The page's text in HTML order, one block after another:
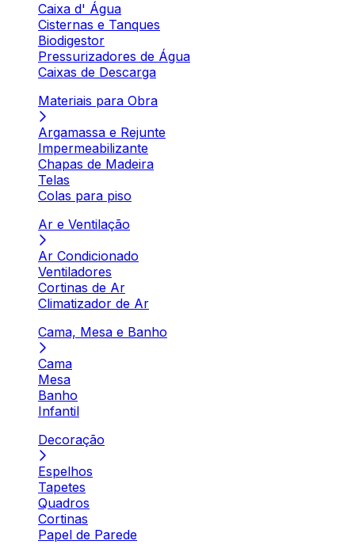
Caixa d' Água
Cisternas e Tanques
Biodigestor
Pressurizadores de Água
Caixas de Descarga
Materiais para Obra
Argamassa e Rejunte
Impermeabilizante
Chapas de Madeira
Telas
Colas para piso
Ar e Ventilação
Ar Condicionado
Ventiladores
Cortinas de Ar
Climatizador de Ar
Cama, Mesa e Banho
Cama
Mesa
Banho
Infantil
Decoração
Espelhos
Tapetes
Quadros
Cortinas
Papel de Parede